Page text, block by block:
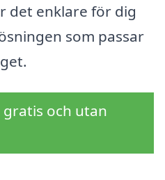
det enklare för dig
som passar
gratis och utan